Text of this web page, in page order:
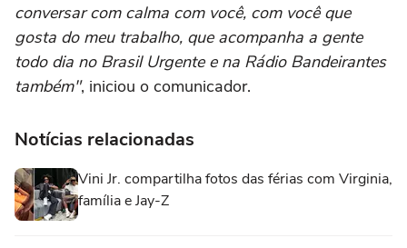
conversar com calma com você, com você que
gosta do meu trabalho, que acompanha a gente
todo dia no Brasil Urgente e na Rádio Bandeirantes
também", iniciou o comunicador.
Notícias relacionadas
Vini Jr. compartilha fotos das férias com Virginia,
família e Jay-Z